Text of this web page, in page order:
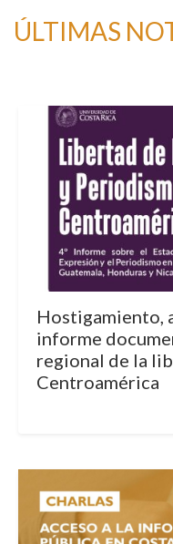
ÚLTIMAS
Hostigamiento,
informe
regional de la
Centroamérica